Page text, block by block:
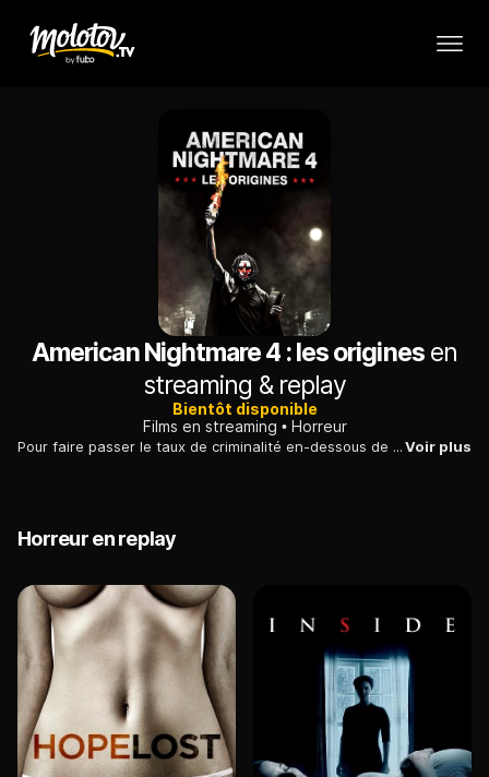
American Nightmare 4 : les originesen
streaming & replay
Bientôt disponible
Films en streaming
Horreur
Pour faire passer le taux de criminalité en-dessous de 1% le reste de l'année, les Nouveaux Pères Fondateurs testent une théorie qui permettrait aux citoyens d'évacuer leur violence durant une nuit.Voir plus
Horreur en replay